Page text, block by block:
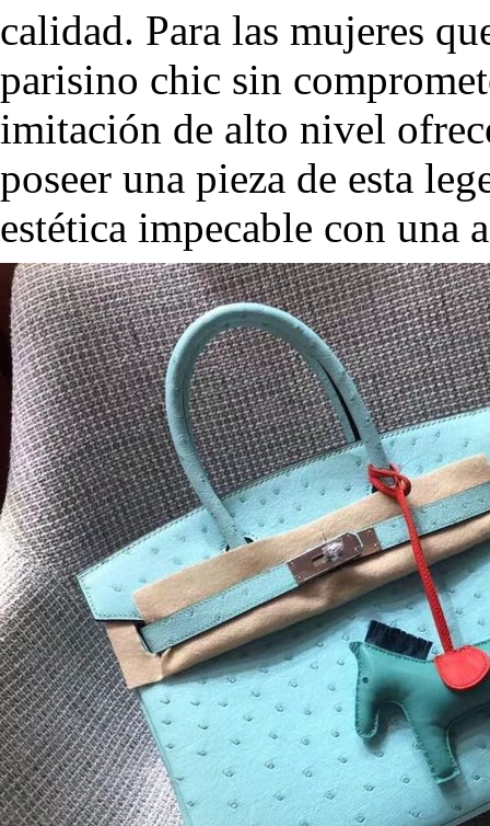
calidad. Para las mujeres
parisino chic sin
imitación de alto nivel
poseer una pieza de esta
estética impecable con una